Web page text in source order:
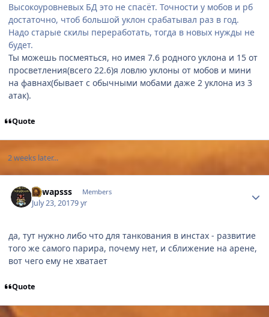
Высокоуровневых БД это не спасёт. Точности у мобов и рб
достаточно, чтоб большой уклон срабатывал раз в год.
Надо старые скилы переработать, тогда в новых нужды не
будет.
Ты можешь посмеяться, но имея 7.6 родного уклона и 15 от
просветления(всего 22.6)я ловлю уклоны от мобов и мини
на фавнах(бывает с обычными мобами даже 2 уклона из 3
атак).
Quote
2 weeks later...
Shwapsss Members
July 23, 20179 yr
да, тут нужно либо что для танкования в инстах - развитие
того же самого парира, почему нет, и сближение на арене,
вот чего ему не хватает
Quote